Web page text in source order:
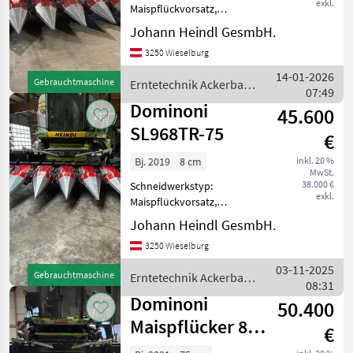
Gebrauchtmaschine
exkl.
Maispflückvorsatz,
Erntevorsatz-Typ:
hydraulisch klappbar -
Dominoni Maispflücker -
Unterbauhäcksler -
Ölbadantrieb un
Johann Heindl GesmbH.
3250 Wieselburg
Erntetechnik Ackerbau /
Dominoni
14-01-2026
07:49
Gebrauchtmaschine
Dominoni
SL968TR-75
45.600
€
inkl. 20 %
MwSt.
38.000 €
exkl.
Bj. 2019
8 cm
Schneidwerkstyp:
Maispflückvorsatz,
Erntevorsatz-Typ:
hydraulisch klappbar -
Dominoni Maispflücker SN-
mit Unterbauhäcksler -
Reihenabsta
Johann Heindl GesmbH.
3250 Wieselburg
Erntetechnik Ackerbau /
Dominoni
03-11-2025
08:31
Dominoni
Maispflücker 8
50.400
€